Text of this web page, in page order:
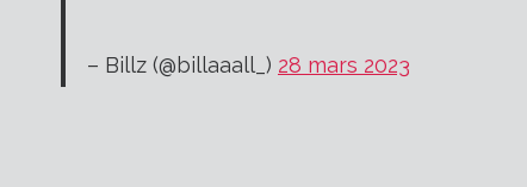
– Billz (@billaaall_) 28 mars 2023